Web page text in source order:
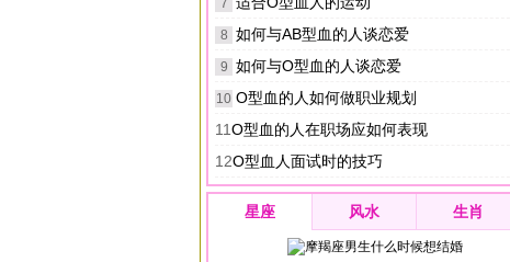
7
8 如何与AB型血的人谈恋爱
9 如何与O型血的人谈恋爱
10 O型血的人如何做职业规划
11O型血的人在职场应如何表现
12O型血人面试时的技巧
星座 风水 生肖